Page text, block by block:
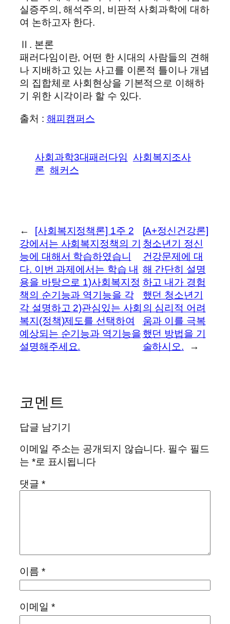
실증주의, 해석주의, 비판적 사회과학에 대하
여 논하고자 한다.
Ⅱ. 본론
패러다임이란, 어떤 한 시대의 사람들의 견해
나 지배하고 있는 사고를 이론적 틀이나 개념
의 집합체로 사회현상을 기본적으로 이해하
기 위한 시각이라 할 수 있다.
출처 : 해피캠퍼스
사회과학3대패러다임
사회복지조사
론 해커스
←
[사회복지정책론] 1주 2
강에서는 사회복지정책의 기
능에 대해서 학습하였습니
다. 이번 과제에서는 학습 내
용을 바탕으로 1)사회복지정
책의 순기능과 역기능을 각
각 설명하고 2)관심있는 사회
복지(정책)제도를 선택하여
예상되는 순기능과 역기능을
설명해주세요.
[A+정신건강론]
청소년기 정신
건강문제에 대
해 간단히 설명
하고 내가 경험
했던 청소년기
의 심리적 어려
움과 이를 극복
했던 방법을 기
술하시오.
→
코멘트
답글 남기기
이메일 주소는 공개되지 않습니다. 필수 필드
는 *로 표시됩니다
댓글 *
이름 *
이메일 *